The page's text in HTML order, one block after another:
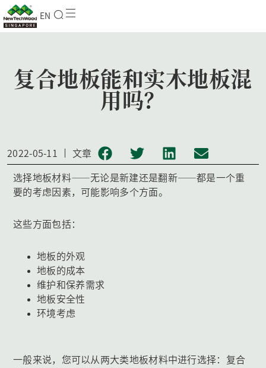
EN
复合地板能和实木地板混
用吗？
2022-05-11 文章
选择地板材料——无论是新建还是翻新——都是一个重
要的考虑因素，可能影响多个方面。
这些方面包括：
地板的外观
地板的成本
维护和保养需求
地板安全性
环境考虑
一般来说，您可以从两大类地板材料中进行选择：复合